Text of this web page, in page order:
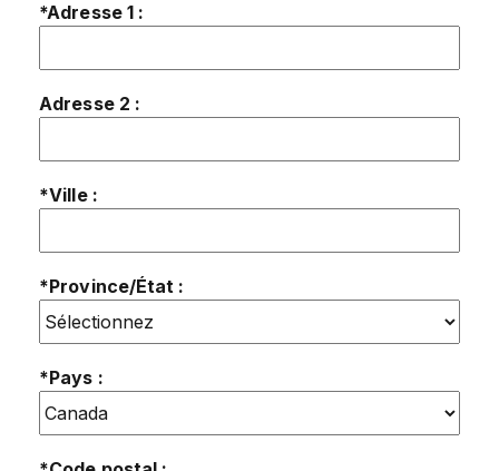
*Adresse 1 :
Adresse 2 :
*Ville :
*Province/État :
*Pays :